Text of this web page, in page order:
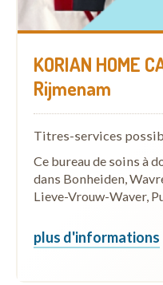
KORIAN HOME
Rijmenam
Titres-services
Ce bureau de soins à
dans Bonheiden,
Lieve-Vrouw-Waver,
plus d'informations